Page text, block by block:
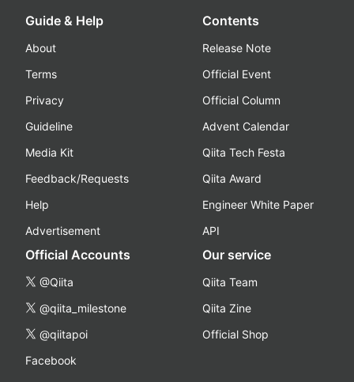
Guide & Help
About
Terms
Privacy
Guideline
Media Kit
Feedback/Requests
Help
Advertisement
Contents
Release Note
Official Event
Official Column
Advent Calendar
Qiita Tech Festa
Qiita Award
Engineer White Paper
API
Official Accounts
@Qiita
@qiita_milestone
@qiitapoi
Facebook
Our service
Qiita Team
Qiita Zine
Official Shop